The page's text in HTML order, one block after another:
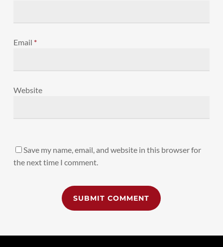
Email *
Website
Save my name, email, and website in this browser for
the next time I comment.